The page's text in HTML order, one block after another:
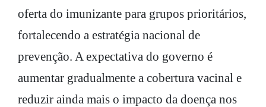
oferta do imunizante para grupos prioritários,
fortalecendo a estratégia nacional de
prevenção. A expectativa do governo é
aumentar gradualmente a cobertura vacinal e
reduzir ainda mais o impacto da doença nos